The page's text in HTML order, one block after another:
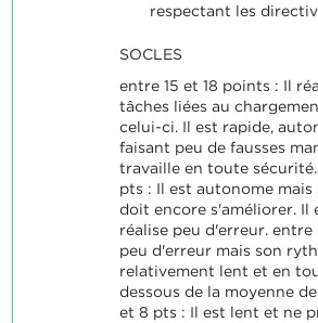
respectant les
SOCLES
entre 15 et 18 points : Il
tâches liées au
celui-ci. Il est rapide,
faisant peu de fausses
travaille en toute sécurité.
pts : Il est autonome mais
doit encore s'améliorer. Il
réalise peu d'erreur. entre
peu d'erreur mais son
relativement lent et en
dessous de la moyenne
et 8 pts : Il est lent et ne